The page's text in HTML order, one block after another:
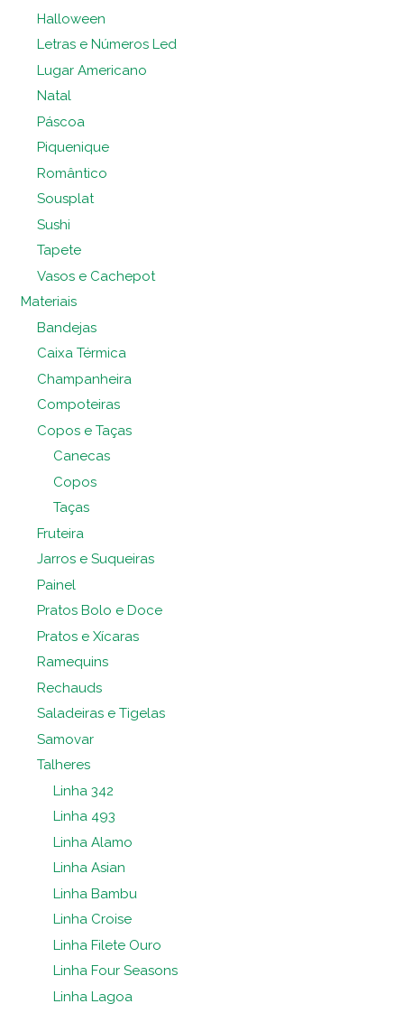
Halloween
Letras e Números Led
Lugar Americano
Natal
Páscoa
Piquenique
Romântico
Sousplat
Sushi
Tapete
Vasos e Cachepot
Materiais
Bandejas
Caixa Térmica
Champanheira
Compoteiras
Copos e Taças
Canecas
Copos
Taças
Fruteira
Jarros e Suqueiras
Painel
Pratos Bolo e Doce
Pratos e Xícaras
Ramequins
Rechauds
Saladeiras e Tigelas
Samovar
Talheres
Linha 342
Linha 493
Linha Alamo
Linha Asian
Linha Bambu
Linha Croise
Linha Filete Ouro
Linha Four Seasons
Linha Lagoa